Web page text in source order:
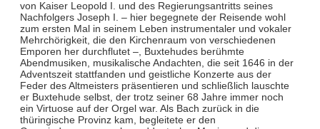
von Kaiser Leopold I. und des Regierungsantritts seines
Nachfolgers Joseph I. – hier begegnete der Reisende wohl
zum ersten Mal in seinem Leben instrumentaler und vokaler
Mehrchörigkeit, die den Kirchenraum von verschiedenen
Emporen her durchflutet –, Buxtehudes berühmte
Abendmusiken, musikalische Andachten, die seit 1646 in der
Adventszeit stattfanden und geistliche Konzerte aus der
Feder des Altmeisters präsentieren und schließlich lauschte
er Buxtehude selbst, der trotz seiner 68 Jahre immer noch
ein Virtuose auf der Orgel war. Als Bach zurück in die
thüringische Provinz kam, begleitete er den